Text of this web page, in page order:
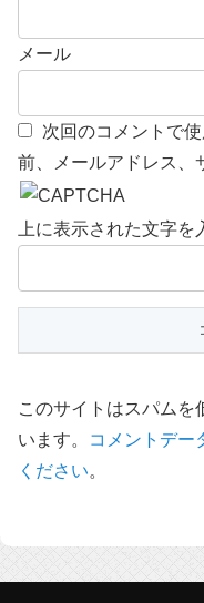
メール
次回のコメントで
前、メールアドレス、
上に表示された文字を
このサイトはスパムを
います。
コメントデー
ください。